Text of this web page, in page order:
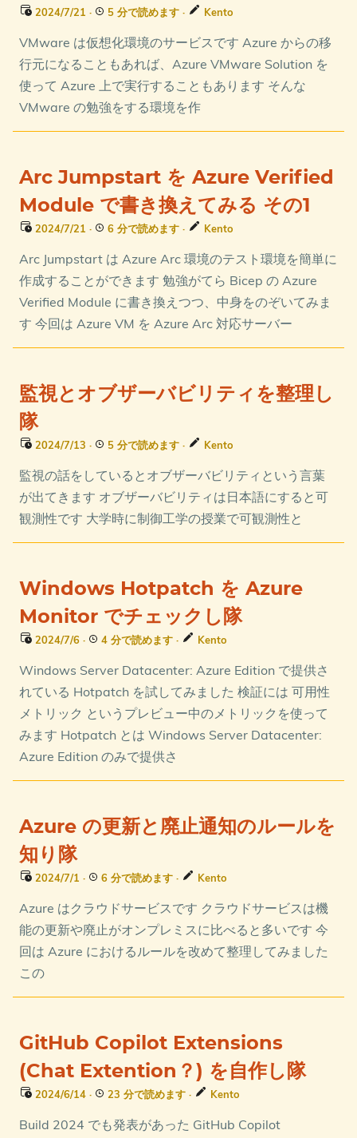
2024/7/21 · 5 分で読めます · Kento
VMware は仮想化環境のサービスです Azure からの移
行元になることもあれば、Azure VMware Solution を
使って Azure 上で実行することもあります そんな
VMware の勉強をする環境を作
Arc Jumpstart を Azure Verified
Module で書き換えてみる その1
2024/7/21 · 6 分で読めます · Kento
Arc Jumpstart は Azure Arc 環境のテスト環境を簡単に
作成することができます 勉強がてら Bicep の Azure
Verified Module に書き換えつつ、中身をのぞいてみま
す 今回は Azure VM を Azure Arc 対応サーバー
監視とオブザーバビリティを整理し
隊
2024/7/13 · 5 分で読めます · Kento
監視の話をしているとオブザーバビリティという言葉
が出てきます オブザーバビリティは日本語にすると可
観測性です 大学時に制御工学の授業で可観測性と
Windows Hotpatch を Azure
Monitor でチェックし隊
2024/7/6 · 4 分で読めます · Kento
Windows Server Datacenter: Azure Edition で提供さ
れている Hotpatch を試してみました 検証には 可用性
メトリック というプレビュー中のメトリックを使って
みます Hotpatch とは Windows Server Datacenter:
Azure Edition のみで提供さ
Azure の更新と廃止通知のルールを
知り隊
2024/7/1 · 6 分で読めます · Kento
Azure はクラウドサービスです クラウドサービスは機
能の更新や廃止がオンプレミスに比べると多いです 今
回は Azure におけるルールを改めて整理してみました
この
GitHub Copilot Extensions
(Chat Extention？) を自作し隊
2024/6/14 · 23 分で読めます · Kento
Build 2024 でも発表があった GitHub Copilot